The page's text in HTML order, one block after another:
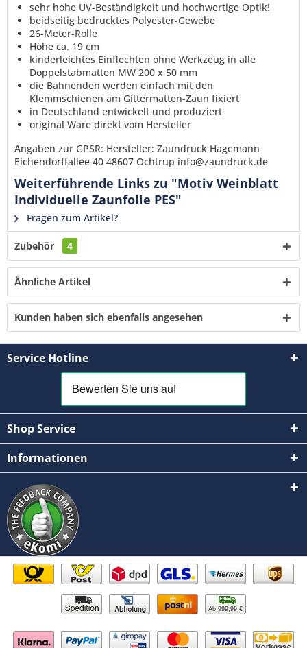
sehr hohe UV-Beständigkeit und hochwertige Optik!
beidseitig bedrucktes Polyester-Gewebe
26-Meter-Rolle
Höhe ca. 19 cm
kinderleichtes Einflechten ohne Werkzeug in alle
Doppelstabmatten MW 200 x 50 mm
die Bahnenden werden einfach mit den
Klemmschienen am Gittermatten-Zaun fixiert
in Deutschland entwickelt und produziert
original Ware direkt vom Hersteller
Angaben zur GPSR: Hersteller: Zaundruck Hagemann
Eichendorffallee 40 48607 Ochtrup info@zaundruck.de
Weiterführende Links zu "Motiv Weinblatt
Individuelle Zaunfolie PES"
Fragen zum Artikel?
Zubehör 4
Ähnliche Artikel
Kunden haben sich ebenfalls angesehen
Service Hotline
Shop Service
Informationen
Ab 999,99 €